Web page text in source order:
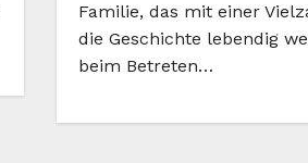
Familie, das mit einer
die Geschichte lebendig
beim Betreten…